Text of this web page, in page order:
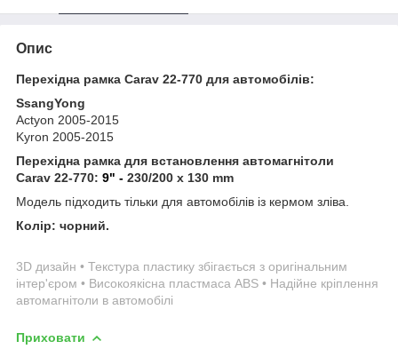
Опис
Перехідна рамка Carav 22-770 для автомобілів:
SsangYong
Actyon 2005-2015
Kyron 2005-2015
Перехідна рамка для встановлення автомагнітоли
Carav 22-770: 9" - 230/200 x 130 mm
Модель підходить тільки для автомобілів із кермом зліва.
Колір: чорний.
3D дизайн • Текстура пластику збігається з оригінальним
інтер'єром • Високоякісна пластмаса ABS • Надійне кріплення
автомагнітоли в автомобілі
Приховати